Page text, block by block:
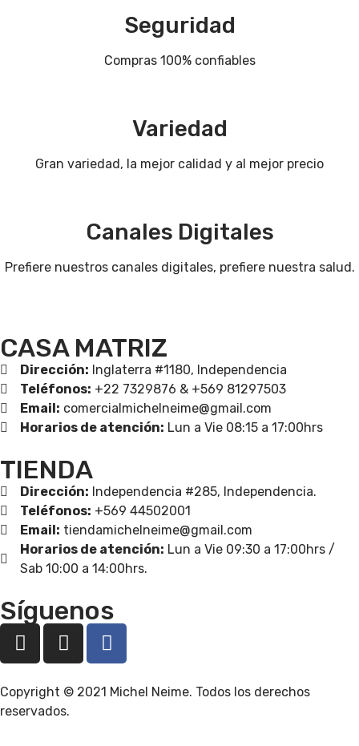
Seguridad
Compras 100% confiables
Variedad
Gran variedad, la mejor calidad y al mejor precio
Canales Digitales
Prefiere nuestros canales digitales, prefiere nuestra salud.
CASA MATRIZ
Dirección: Inglaterra #1180, Independencia
Teléfonos: +22 7329876 & +569 81297503
Email: comercialmichelneime@gmail.com
Horarios de atención: Lun a Vie 08:15 a 17:00hrs
TIENDA
Dirección: Independencia #285, Independencia.
Teléfonos: +569 44502001
Email: tiendamichelneime@gmail.com
Horarios de atención: Lun a Vie 09:30 a 17:00hrs /
Sab 10:00 a 14:00hrs.
Síguenos
Copyright © 2021 Michel Neime. Todos los derechos
reservados.